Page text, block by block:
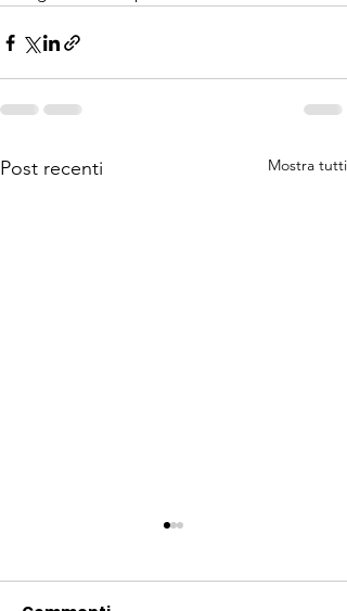
Post recenti Mostra tutti